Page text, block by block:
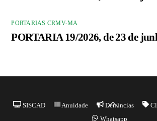
PORTARIAS CRMV-MA
PORTARIA 19/2026, de 23 de
Back
To
SISCAD Anuidade Denúncias
Whatsapp